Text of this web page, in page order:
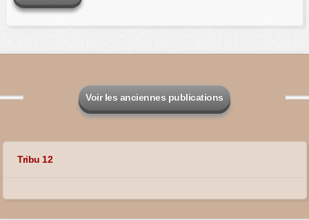
Voir les anciennes publications
Tribu 12